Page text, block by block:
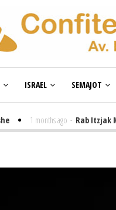
ISRAEL SEMAJOT
1 months ago - Rab Itzjak